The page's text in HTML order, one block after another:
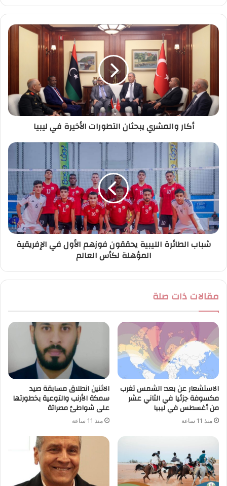
ر
د
ت
ر
ي
أكار والمشري يبحثان التطورات الأخيرة في ليبيا
شباب الطائرة الليبية يحققون فوزهم الأول في الإفريقية
المؤهلة لكأس العالم
مقالات ذات صلة
الاستشعار عن بعد: الشمس تغرب
مكسوفة جزئيا في الثاني عشر
من أغسطس في ليبيا
منذ 11 ساعة
الاثنين انطلاق مسابقة صيد
سمكة الأرنب والتوعية بخطورتها
على شواطئ مصراتة
منذ 11 ساعة